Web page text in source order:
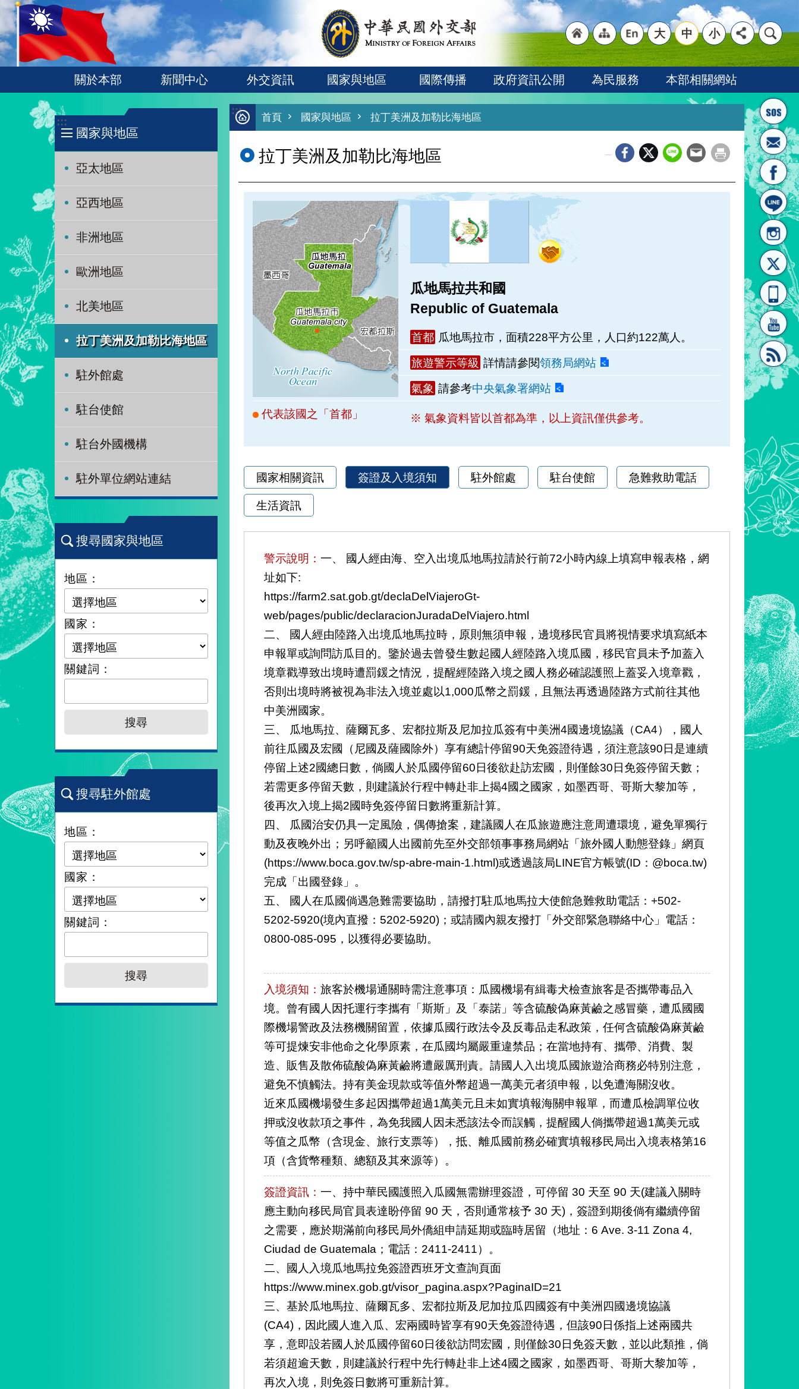
跳到主要內容區塊
:::
首頁
"網
站導
"英
文語
大 中 小
關於本部 新聞中心 外交資訊 國家與地區 國際傳播 政府資訊公開 為民服務 本部相關網站
:::
國家與地區
亞太地區
亞西地區
非洲地區
歐洲地區
北美地區
拉丁美洲及加勒比海地區
駐外館處
駐台使館
駐台外國機構
駐外單位網站連結
搜尋國家與地區
地區：
國家：
關鍵詞：
搜尋駐外館處
地區：
國家：
關鍵詞：
:::
首頁 國家與地區 拉丁美洲及加勒比海地區
拉丁美洲及加勒比海地區
代表該國之「首都」
瓜地馬拉共和國
Republic of Guatemala
首都 瓜地馬拉市，面積228平方公里，人口約122萬人。
旅遊警示等級 詳情請參閱領務局網站
氣象 請參考中央氣象署網站
※ 氣象資料皆以首都為準，以上資訊僅供參考。
國家相關資訊 簽證及入境須知 駐外館處 駐台使館 急難救助電話
生活資訊
警示說明： 一、 國人經由海、空入出境瓜地馬拉請於行前72小時內線上填寫申報表格，網
址如下:
https://farm2.sat.gob.gt/declaDelViajeroGt-
web/pages/public/declaracionJuradaDelViajero.html
二、 國人經由陸路入出境瓜地馬拉時，原則無須申報，邊境移民官員將視情要求填寫紙本
申報單或詢問訪瓜目的。鑒於過去曾發生數起國人經陸路入境瓜國，移民官員未予加蓋入
境章戳導致出境時遭罰鍰之情況，提醒經陸路入境之國人務必確認護照上蓋妥入境章戳，
否則出境時將被視為非法入境並處以1,000瓜幣之罰鍰，且無法再透過陸路方式前往其他
中美洲國家。
三、 瓜地馬拉、薩爾瓦多、宏都拉斯及尼加拉瓜簽有中美洲4國邊境協議（CA4），國人
前往瓜國及宏國（尼國及薩國除外）享有總計停留90天免簽證待遇，須注意該90日是連續
停留上述2國總日數，倘國人於瓜國停留60日後欲赴訪宏國，則僅餘30日免簽停留天數；
若需更多停留天數，則建議於行程中轉赴非上揭4國之國家，如墨西哥、哥斯大黎加等，
後再次入境上揭2國時免簽停留日數將重新計算。
四、 瓜國治安仍具一定風險，偶傳搶案，建議國人在瓜旅遊應注意周遭環境，避免單獨行
動及夜晚外出；另呼籲國人出國前先至外交部領事事務局網站「旅外國人動態登錄」網頁
(https://www.boca.gov.tw/sp-abre-main-1.html)或透過該局LINE官方帳號(ID：@boca.tw)
完成「出國登錄」。
五、 國人在瓜國倘遇急難需要協助，請撥打駐瓜地馬拉大使館急難救助電話：+502-
5202-5920(境內直撥：5202-5920)；或請國內親友撥打「外交部緊急聯絡中心」電話：
0800-085-095，以獲得必要協助。
入境須知： 旅客於機場通關時需注意事項：瓜國機場有緝毒犬檢查旅客是否攜帶毒品入
境。曾有國人因托運行李攜有「斯斯」及「泰諾」等含硫酸偽麻黃鹼之感冒藥，遭瓜國國
際機場警政及法務機關留置，依據瓜國行政法令及反毒品走私政策，任何含硫酸偽麻黃鹼
等可提煉安非他命之化學原素，在瓜國均屬嚴重違禁品；在當地持有、攜帶、消費、製
造、販售及散佈硫酸偽麻黃鹼將遭嚴厲刑責。請國人入出境瓜國旅遊洽商務必特別注意，
避免不慎觸法。持有美金現款或等值外幣超過一萬美元者須申報，以免遭海關沒收。
近來瓜國機場發生多起因攜帶超過1萬美元且未如實填報海關申報單，而遭瓜檢調單位收
押或沒收款項之事件，為免我國人因未悉該法令而誤觸，提醒國人倘攜帶超過1萬美元或
等值之瓜幣（含現金、旅行支票等），抵、離瓜國前務必確實填報移民局出入境表格第16
項（含貨幣種類、總額及其來源等）。
簽證資訊： 一、持中華民國護照入瓜國無需辦理簽證，可停留 30 天至 90 天(建議入關時
應主動向移民局官員表達盼停留 90 天，否則通常核予 30 天)，簽證到期後倘有繼續停留
之需要，應於期滿前向移民局外僑組申請延期或臨時居留（地址：6 Ave. 3-11 Zona 4,
Ciudad de Guatemala；電話：2411-2411）。
二、國人入境瓜地馬拉免簽證西班牙文查詢頁面
https://www.minex.gob.gt/visor_pagina.aspx?PaginaID=21
三、基於瓜地馬拉、薩爾瓦多、宏都拉斯及尼加拉瓜四國簽有中美洲四國邊境協議
(CA4)，因此國人進入瓜、宏兩國時皆享有90天免簽證待遇，但該90日係指上述兩國共
享，意即設若國人於瓜國停留60日後欲訪問宏國，則僅餘30日免簽天數，並以此類推，倘
若須超逾天數，則建議於行程中先行轉赴非上述4國之國家，如墨西哥、哥斯大黎加等，
再次入境，則免簽日數將可重新計算。